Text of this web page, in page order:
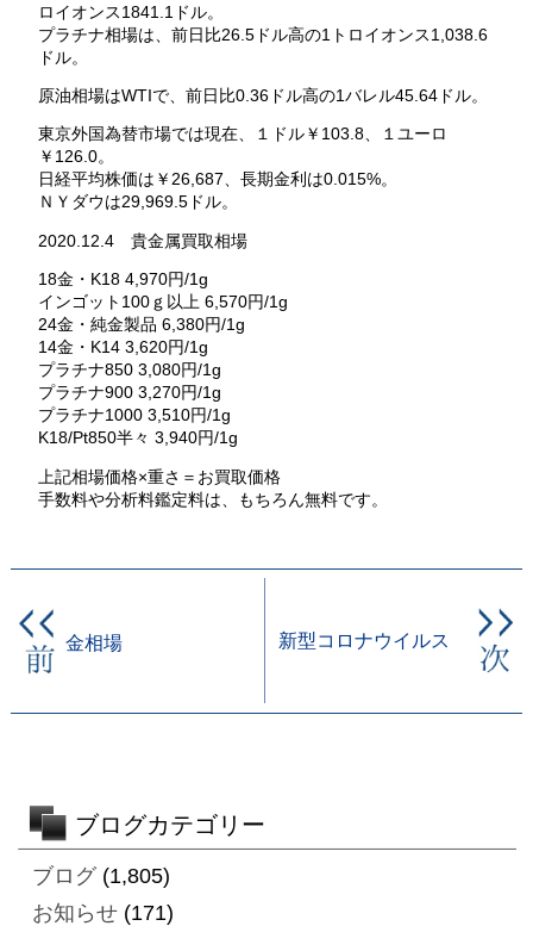
ロイオンス1841.1ドル。
プラチナ相場は、前日比26.5ドル高の1トロイオンス1,038.6
ドル。
原油相場はWTIで、前日比0.36ドル高の1バレル45.64ドル。
東京外国為替市場では現在、１ドル￥103.8、１ユーロ
￥126.0。
日経平均株価は￥26,687、長期金利は0.015%。
ＮＹダウは29,969.5ドル。
2020.12.4 貴金属買取相場
18金・K18 4,970円/1g
インゴット100ｇ以上 6,570円/1g
24金・純金製品 6,380円/1g
14金・K14 3,620円/1g
プラチナ850 3,080円/1g
プラチナ900 3,270円/1g
プラチナ1000 3,510円/1g
K18/Pt850半々 3,940円/1g
上記相場価格×重さ＝お買取価格
手数料や分析料鑑定料は、もちろん無料です。
金相場 新型コロナウイルス
ブログカテゴリー
ブログ(1,805)
お知らせ(171)